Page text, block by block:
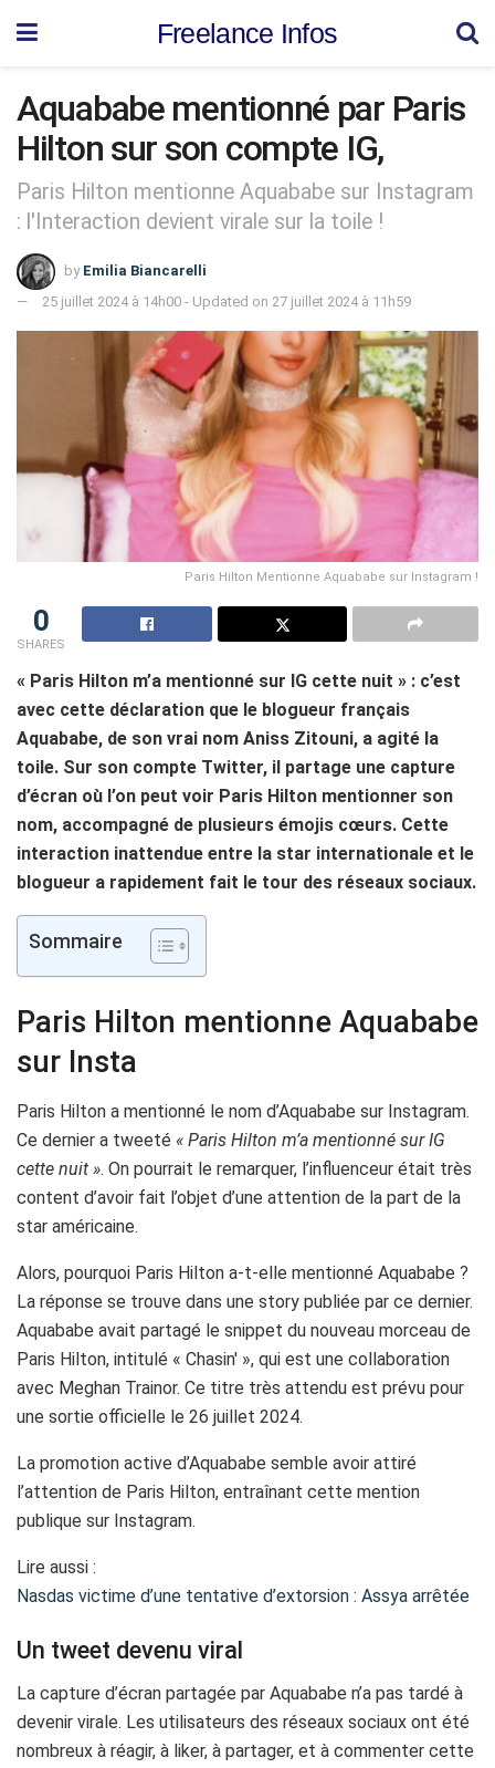
Freelance Infos
Aquababe mentionné par Paris
Hilton sur son compte IG,
Paris Hilton mentionne Aquababe sur Instagram
: l'Interaction devient virale sur la toile !
by Emilia Biancarelli
25 juillet 2024 à 14h00 - Updated on 27 juillet 2024 à 11h59
Paris Hilton Mentionne Aquababe sur Instagram !
0
SHARES
« Paris Hilton m’a mentionné sur IG cette nuit » : c’est
avec cette déclaration que le blogueur français
Aquababe, de son vrai nom Aniss Zitouni, a agité la
toile. Sur son compte Twitter, il partage une capture
d’écran où l’on peut voir Paris Hilton mentionner son
nom, accompagné de plusieurs émojis cœurs. Cette
interaction inattendue entre la star internationale et le
blogueur a rapidement fait le tour des réseaux sociaux.
Sommaire
Paris Hilton mentionne Aquababe
sur Insta
Paris Hilton a mentionné le nom d’Aquababe sur Instagram.
Ce dernier a tweeté « Paris Hilton m’a mentionné sur IG
cette nuit ». On pourrait le remarquer, l’influenceur était très
content d’avoir fait l’objet d’une attention de la part de la
star américaine.
Alors, pourquoi Paris Hilton a-t-elle mentionné Aquababe ?
La réponse se trouve dans une story publiée par ce dernier.
Aquababe avait partagé le snippet du nouveau morceau de
Paris Hilton, intitulé « Chasin' », qui est une collaboration
avec Meghan Trainor. Ce titre très attendu est prévu pour
une sortie officielle le 26 juillet 2024.
La promotion active d’Aquababe semble avoir attiré
l’attention de Paris Hilton, entraînant cette mention
publique sur Instagram.
Lire aussi :
Nasdas victime d’une tentative d’extorsion : Assya arrêtée
Un tweet devenu viral
La capture d’écran partagée par Aquababe n’a pas tardé à
devenir virale. Les utilisateurs des réseaux sociaux ont été
nombreux à réagir, à liker, à partager, et à commenter cette